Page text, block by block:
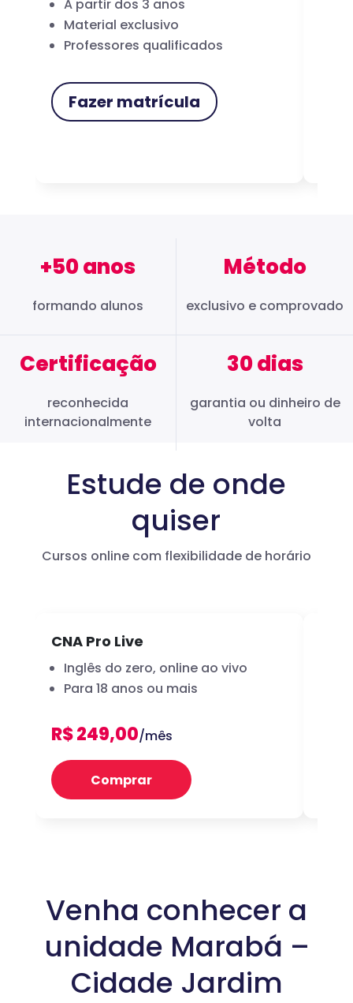
A partir dos 3 anos
Material exclusivo
Professores qualificados
Fazer matrícula
+50 anos
formando alunos
Método
exclusivo e comprovado
Certificação
reconhecida
internacionalmente
30 dias
garantia ou dinheiro de
volta
Estude de onde
quiser
Cursos online com flexibilidade de horário
CNA Pro Live
Inglês do zero, online ao vivo
Para 18 anos ou mais
R$ 249,00/mês
Comprar
Venha conhecer a
unidade Marabá –
Cidade Jardim